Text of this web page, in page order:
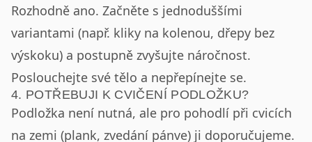
Rozhodně ano. Začněte s jednoduššími
variantami (např. kliky na kolenou, dřepy bez
výskoku) a postupně zvyšujte náročnost.
Poslouchejte své tělo a nepřepínejte se.
4. POTŘEBUJI K CVIČENÍ PODLOŽKU?
Podložka není nutná, ale pro pohodlí při cvicích
na zemi (plank, zvedání pánve) ji doporučujeme.